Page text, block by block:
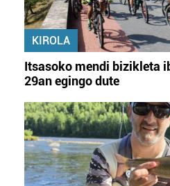
KIROLA
Itsasoko mendi bizikleta
29an egingo dute